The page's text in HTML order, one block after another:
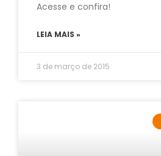
Acesse e confira!
LEIA MAIS »
3 de março de 2015